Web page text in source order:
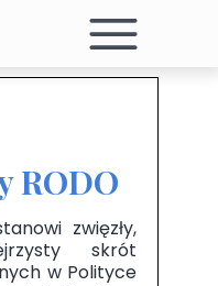
RODO
zwięzły,
skrót
w Polityce